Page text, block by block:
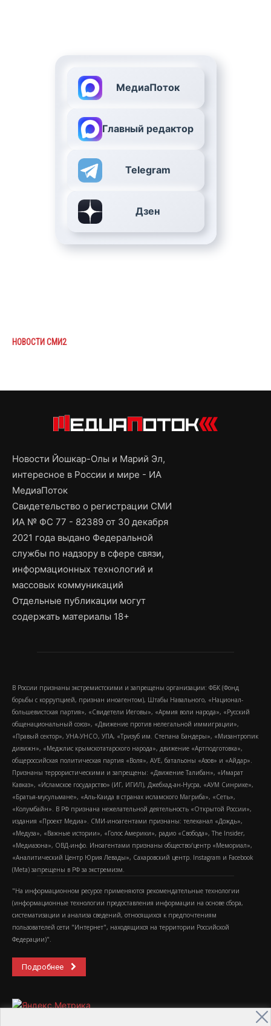
МедиаПоток
Главный редактор
Telegram
Дзен
НОВОСТИ СМИ2
Новости Йошкар-Олы и Марий Эл,
интересное в России и мире - ИА
МедиаПоток
Свидетельство о регистрации СМИ
ИА № ФС 77 - 82389 от 30 декабря
2021 года выдано Федеральной
службы по надзору в сфере связи,
информационных технологий и
массовых коммуникаций
Отдельные публикации могут
содержать материалы 18+
В России признаны экстремистскими и запрещены организации: ФБК (Фонд
борьбы с коррупцией, признан иноагентом), Штабы Навального, «Национал-
большевистская партия», «Свидетели Иеговы», «Армия воли народа», «Русский
общенациональный союз», «Движение против нелегальной иммиграции»,
«Правый сектор», УНА-УНСО, УПА, «Тризуб им. Степана Бандеры», «Мизантропик
дивижн», «Меджлис крымскотатарского народа», движение «Артподготовка»,
общероссийская политическая партия «Воля», АУЕ, батальоны «Азов» и «Айдар».
Признаны террористическими и запрещены: «Движение Талибан», «Имарат
Кавказ», «Исламское государство» (ИГ, ИГИЛ), Джебхад-ан-Нусра, «АУМ Синрике»,
«Братья-мусульмане», «Аль-Каида в странах исламского Магриба», «Сеть»,
«Колумбайн». В РФ признана нежелательной деятельность «Открытой России»,
издания «Проект Медиа». СМИ-иноагентами признаны: телеканал «Дождь»,
«Медуза», «Важные истории», «Голос Америки», радио «Свобода», The Insider,
«Медиазона», ОВД-инфо. Иноагентами признаны общество/центр «Мемориал»,
«Аналитический Центр Юрия Левады», Сахаровский центр. Instagram и Facebook
(Metа) запрещены в РФ за экстремизм.
"На информационном ресурсе применяются рекомендательные технологии
(информационные технологии предоставления информации на основе сбора,
систематизации и анализа сведений, относящихся к предпочтениям
пользователей сети "Интернет", находящихся на территории Российской
Федерации)".
Подробнее